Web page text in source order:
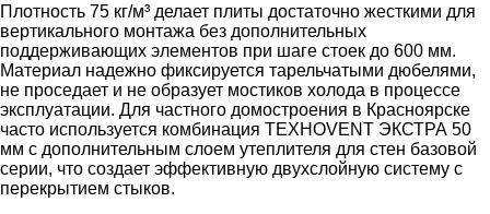
Плотность 75 кг/м³ делает плиты достаточно жесткими для
вертикального монтажа без дополнительных
поддерживающих элементов при шаге стоек до 600 мм.
Материал надежно фиксируется тарельчатыми дюбелями,
не проседает и не образует мостиков холода в процессе
эксплуатации. Для частного домостроения в Красноярске
часто используется комбинация ТЕХНОVENT ЭКСТРА 50
мм с дополнительным слоем утеплителя для стен базовой
серии, что создает эффективную двухслойную систему с
перекрытием стыков.